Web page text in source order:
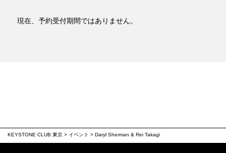
現在、予約受付期間ではありません。
KEYSTONE CLUB 東京 > イベント > Daryl Sherman & Rei Takagi